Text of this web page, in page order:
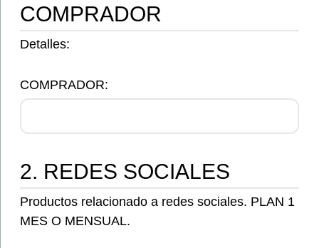
COMPRADOR
Detalles:
COMPRADOR:
2. REDES SOCIALES
Productos relacionado a redes sociales. PLAN 1
MES O MENSUAL.